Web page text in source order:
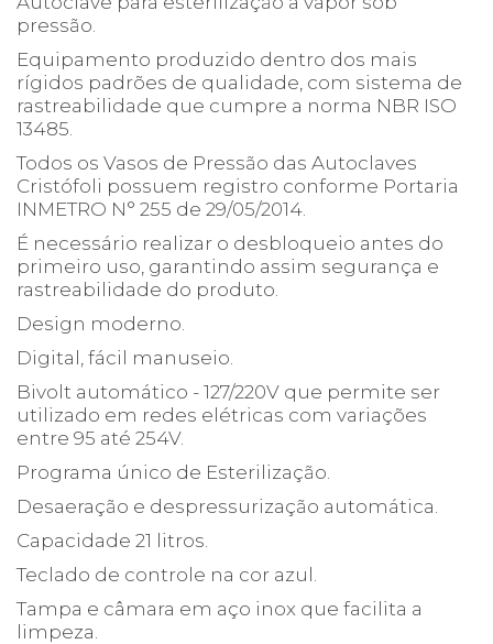
pressão.
Equipamento produzido dentro dos mais
rígidos padrões de qualidade, com sistema de
rastreabilidade que cumpre a norma NBR ISO
13485.
Todos os Vasos de Pressão das Autoclaves
Cristófoli possuem registro conforme Portaria
INMETRO N° 255 de 29/05/2014.
É necessário realizar o desbloqueio antes do
primeiro uso, garantindo assim segurança e
rastreabilidade do produto.
Design moderno.
Digital, fácil manuseio.
Bivolt automático - 127/220V que permite ser
utilizado em redes elétricas com variações
entre 95 até 254V.
Programa único de Esterilização.
Desaeração e despressurização automática.
Capacidade 21 litros.
Teclado de controle na cor azul.
Tampa e câmara em aço inox que facilita a
limpeza.